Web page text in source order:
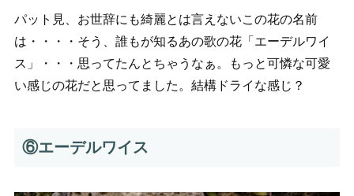
パット見、お世辞にも綺麗とは言えないこの花の名前
は・・・・そう、誰もが知るあの歌の花「エーデルワイ
ス」・・・思ってたんとちゃうなぁ。もっと可憐な可愛
い感じの花だと思ってました。結構ドライな感じ？
⑥エーデルワイス